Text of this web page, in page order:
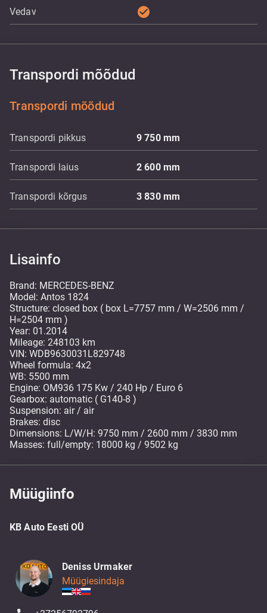
Vedav check_circle
Transpordi mõõdud
Transpordi mõõdud
Transpordi pikkus 9 750 mm
Transpordi laius 2 600 mm
Transpordi kõrgus 3 830 mm
Lisainfo
Brand: MERCEDES-BENZ
Model: Antos 1824
Structure: closed box ( box L=7757 mm / W=2506 mm /
H=2504 mm )
Year: 01.2014
Mileage: 248103 km
VIN: WDB9630031L829748
Wheel formula: 4x2
WB: 5500 mm
Engine: OM936 175 Kw / 240 Hp / Euro 6
Gearbox: automatic ( G140-8 )
Suspension: air / air
Brakes: disc
Dimensions: L/W/H: 9750 mm / 2600 mm / 3830 mm
Masses: full/empty: 18000 kg / 9502 kg
Müügiinfo
KB Auto Eesti OÜ
Deniss Urmaker
Müügiesindaja